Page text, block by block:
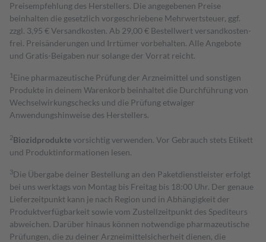
Preisempfehlung des Herstellers. Die angegebenen Preise
beinhalten die gesetzlich vorgeschriebene Mehrwertsteuer, ggf.
zzgl. 3,95 € Versandkosten. Ab 29,00 € Bestell­wert versand­kosten­
frei. Preisänderungen und Irrtümer vorbehalten. Alle Angebote
und Gratis-Beigaben nur solange der Vorrat reicht.
1 Eine pharmazeutische Prüfung der Arzneimittel und sonstigen
Produkte in deinem Warenkorb beinhaltet die Durchführung von
Wechselwirkungschecks und die Prüfung etwaiger
Anwendungshinweise des Herstellers.
2Biozidproduktevorsichtig verwenden. Vor Gebrauch stets Etikett
und Produktinformationen lesen.
3Die Übergabe deiner Bestellung an den Paketdienstleister erfolgt
bei uns werktags von Montag bis Freitag bis 18:00 Uhr. Der genaue
Lieferzeitpunkt kann je nach Region und in Abhängigkeit der
Produktverfügbarkeit sowie vom Zustellzeitpunkt des Spediteurs
abweichen. Darüber hinaus können notwendige pharmazeutische
Prüfungen, die zu deiner Arzneimittelsicherheit dienen, die